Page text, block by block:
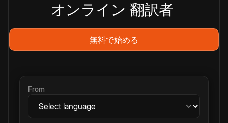
オンライン 翻訳者
無料で始める
From